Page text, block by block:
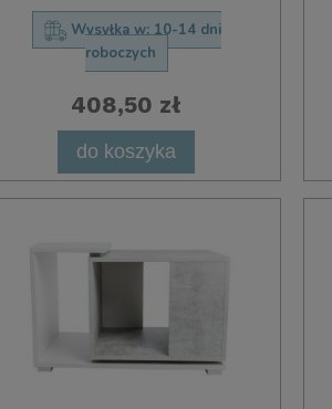
Wysyłka w: 10-14 dni
roboczych
408,50 zł
do koszyka